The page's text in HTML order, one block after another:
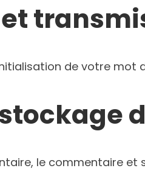
de votre mot
le commentaire